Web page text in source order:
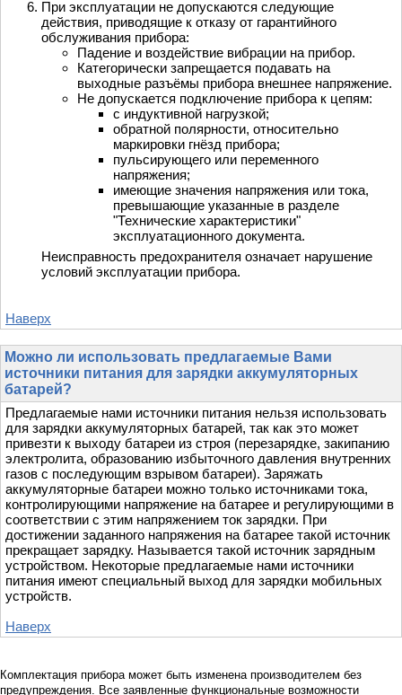
При эксплуатации не допускаются следующие
действия, приводящие к отказу от гарантийного
обслуживания прибора:
Падение и воздействие вибрации на прибор.
Категорически запрещается подавать на
выходные разъёмы прибора внешнее напряжение.
Не допускается подключение прибора к цепям:
с индуктивной нагрузкой;
обратной полярности, относительно
маркировки гнёзд прибора;
пульсирующего или переменного
напряжения;
имеющие значения напряжения или тока,
превышающие указанные в разделе
"Технические характеристики"
эксплуатационного документа.
Неисправность предохранителя означает нарушение
условий эксплуатации прибора.
Наверх
Можно ли использовать предлагаемые Вами
источники питания для зарядки аккумуляторных
батарей?
Предлагаемые нами источники питания нельзя использовать
для зарядки аккумуляторных батарей, так как это может
привезти к выходу батареи из строя (перезарядке, закипанию
электролита, образованию избыточного давления внутренних
газов с последующим взрывом батареи). Заряжать
аккумуляторные батареи можно только источниками тока,
контролирующими напряжение на батарее и регулирующими в
соответствии с этим напряжением ток зарядки. При
достижении заданного напряжения на батарее такой источник
прекращает зарядку. Называется такой источник зарядным
устройством. Некоторые предлагаемые нами источники
питания имеют специальный выход для зарядки мобильных
устройств.
Наверх
Комплектация прибора может быть изменена производителем без
предупреждения. Все заявленные функциональные возможности